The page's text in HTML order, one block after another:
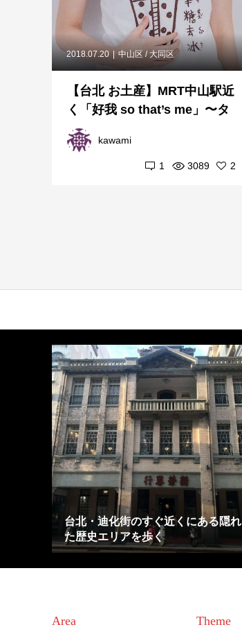
2018.07.20 中山区 / 大同区
【台北 お土産】MRT中山駅近
く「好我 so that’s me」〜タ
ピオカミルクティの...
kawami
1 3089 2
台北・迪化街のすぐ近くにある隠れ
た歴史エリアを歩く
Area Theme